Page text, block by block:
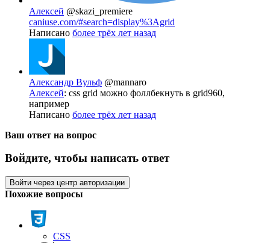
Алексей @skazi_premiere
caniuse.com/#search=display%3Agrid
Написано более трёх лет назад
Александр Вульф @mannaro
Алексей: css grid можно фоллбекнуть в grid960,
например
Написано более трёх лет назад
Ваш ответ на вопрос
Войдите, чтобы написать ответ
Войти через центр авторизации
Похожие вопросы
CSS